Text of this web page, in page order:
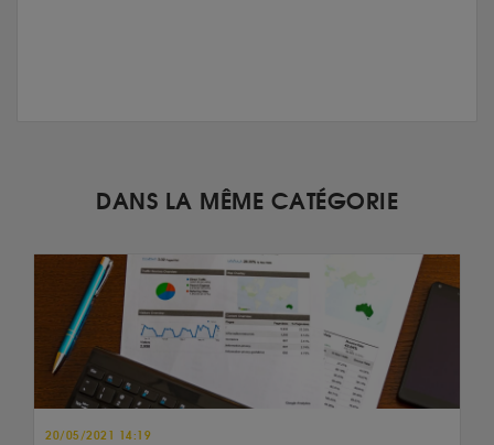
DANS LA MÊME CATÉGORIE
20/05/2021 14:19